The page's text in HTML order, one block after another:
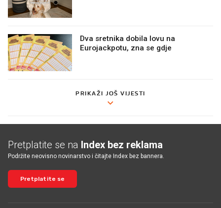
Dva sretnika dobila lovu na
Eurojackpotu, zna se gdje
PRIKAŽI JOŠ VIJESTI
Pretplatite se na Index bez reklama
Podržite neovisno novinarstvo i čitajte Index bez bannera.
Pretplatite se